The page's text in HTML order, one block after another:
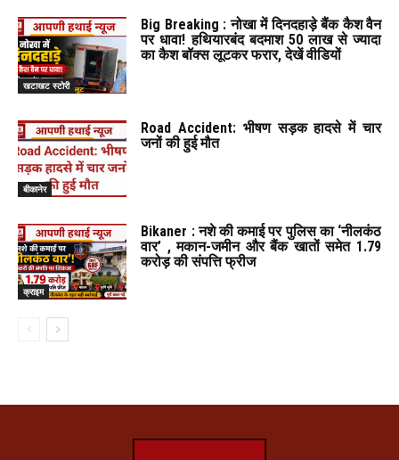
खटाखट स्टोरी
Big Breaking : नोखा में दिनदहाड़े बैंक कैश वैन
पर धावा! हथियारबंद बदमाश 50 लाख से ज्यादा
का कैश बॉक्स लूटकर फरार, देखें वीडियों
बीकानेर
Road Accident: भीषण सड़क हादसे में चार
जनों की हुई मौत
क्राइम
Bikaner : नशे की कमाई पर पुलिस का ‘नीलकंठ
वार’ , मकान-जमीन और बैंक खातों समेत 1.79
करोड़ की संपत्ति फ्रीज